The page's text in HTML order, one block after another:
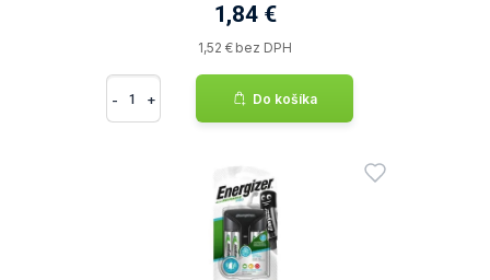
1,84 €
1,52 € bez DPH
- + Do košíka